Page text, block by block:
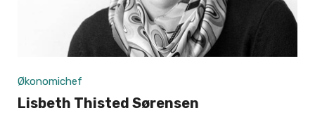
Økonomichef
Lisbeth Thisted Sørensen